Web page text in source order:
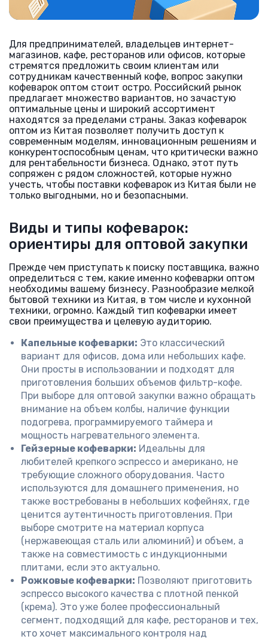
Для предпринимателей, владельцев интернет-
магазинов, кафе, ресторанов или офисов, которые
стремятся предложить своим клиентам или
сотрудникам качественный кофе, вопрос закупки
кофеварок оптом стоит остро. Российский рынок
предлагает множество вариантов, но зачастую
оптимальные цены и широкий ассортимент
находятся за пределами страны. Заказ кофеварок
оптом из Китая позволяет получить доступ к
современным моделям, инновационным решениям и
конкурентоспособным ценам, что критически важно
для рентабельности бизнеса. Однако, этот путь
сопряжен с рядом сложностей, которые нужно
учесть, чтобы поставки кофеварок из Китая были не
только выгодными, но и безопасными.
Виды и типы кофеварок:
ориентиры для оптовой закупки
Прежде чем приступать к поиску поставщика, важно
определиться с тем, какие именно кофеварки оптом
необходимы вашему бизнесу. Разнообразие мелкой
бытовой техники из Китая, в том числе и кухонной
техники, огромно. Каждый тип кофеварки имеет
свои преимущества и целевую аудиторию.
Капельные кофеварки: Это классический
вариант для офисов, дома или небольших кафе.
Они просты в использовании и подходят для
приготовления больших объемов фильтр-кофе.
При выборе для оптовой закупки важно обращать
внимание на объем колбы, наличие функции
подогрева, программируемого таймера и
мощность нагревательного элемента.
Гейзерные кофеварки: Идеальны для
любителей крепкого эспрессо и американо, не
требующие сложного оборудования. Часто
используются для домашнего применения, но
также востребованы в небольших кофейнях, где
ценится аутентичность приготовления. При
выборе смотрите на материал корпуса
(нержавеющая сталь или алюминий) и объем, а
также на совместимость с индукционными
плитами, если это актуально.
Рожковые кофеварки: Позволяют приготовить
эспрессо высокого качества с плотной пенкой
(крема). Это уже более профессиональный
сегмент, подходящий для кафе, ресторанов и тех,
кто хочет максимального контроля над